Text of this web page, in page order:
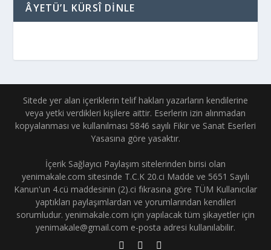
ÂYETÜ’L KÜRSÎ DINLE
Sitede yer alan içeriklerin telif hakları yazarların kendilerine
veya yetki verdikleri kişilere aittir. Eserlerin izin alınmadan
kopyalanması ve kullanılması 5846 sayılı Fikir ve Sanat Eserleri
Yasasına göre yasaktır.
İçerik Sağlayıcı Paylaşım sitelerinden birisi olan
yenimakale.com sitesinde T.C.K 20.ci Madde ve 5651 Sayılı
Kanun'un 4.cü maddesinin (2).ci fıkrasına göre TÜM Kullanıcılar
yaptıkları paylaşımlardan ve yorumlarından kendileri
sorumludur. yenimakale.com için yapılacak tüm şikayetler için
yenimakale@gmail.com e-posta adresi kullanılabilir.